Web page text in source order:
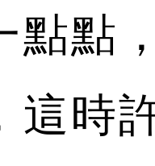
點點
這時